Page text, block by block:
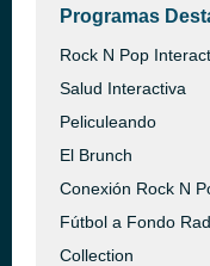
Programas
Rock N Pop
Salud Interactiva
Peliculeando
El Brunch
Conexión Rock N
Fútbol a Fondo
Collection